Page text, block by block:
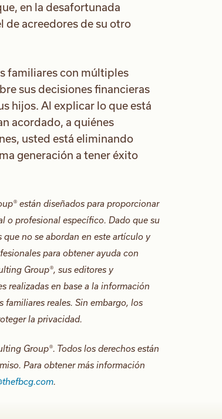
en la desafortunada
de acreedores de su otro
familiares con múltiples
sus decisiones financieras
hijos. Al explicar lo que está
acordado, a quiénes
usted está eliminando
generación a tener éxito
están diseñados para proporcionar
o profesional específico. Dado que su
no se abordan en este artículo y
para obtener ayuda con
Group®, sus editores y
realizadas en base a la información
familiares reales. Sin embargo, los
la privacidad.
Group®. Todos los derechos están
Para obtener más información
.